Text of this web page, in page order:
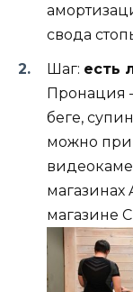
свода
Шаг: есть
Пронация
беге,
можно при
магазинах
магазине